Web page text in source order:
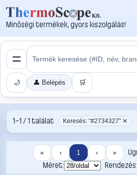
Minőségi termékek, gyors kiszolgálás!
🌙 👤 Belépés 🛒
1–1 / 1 találat Keresés: “#2734327” ✕
« ‹ 1 › »
Méret:
Rendezés: